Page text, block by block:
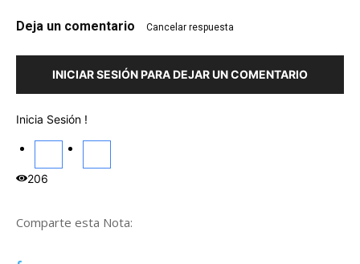
Deja un comentario Cancelar respuesta
INICIAR SESIÓN PARA DEJAR UN COMENTARIO
Inicia Sesión !
206
Comparte esta Nota: